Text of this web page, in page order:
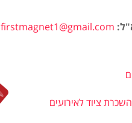
firstmagnet1@gmail.com
השכרת ציוד לאירועים